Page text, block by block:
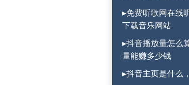
▸免费听歌网在线
下载音乐网站
▸抖音播放量怎么
量能赚多少钱
▸抖音主页是什么